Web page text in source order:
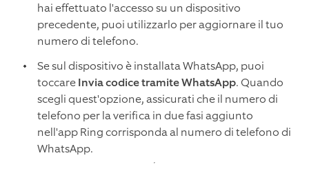
hai effettuato l'accesso su un dispositivo
precedente, puoi utilizzarlo per aggiornare il tuo
numero di telefono.
Se sul dispositivo è installata WhatsApp, puoi
toccareInvia codice tramite WhatsApp. Quando
scegli quest'opzione, assicurati che il numero di
telefono per la verifica in due fasi aggiunto
nell'app Ring corrisponda al numero di telefono di
WhatsApp.